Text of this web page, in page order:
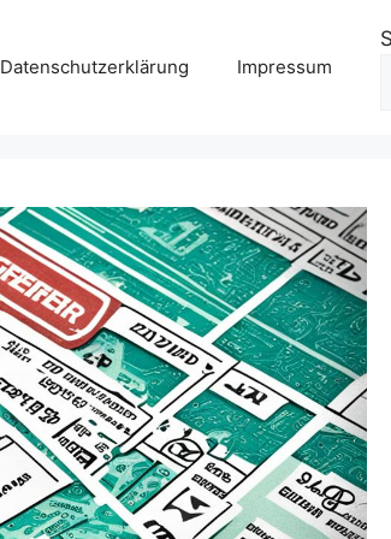
Datenschutzerklärung Impressum